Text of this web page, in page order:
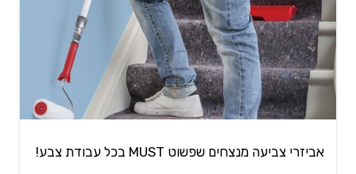
אביזרי צביעה מנצחים שפשוט MUST בכל עבודת צבע!